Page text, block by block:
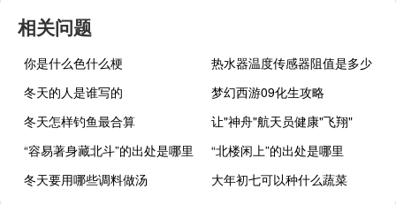
相关问题
你是什么色什么梗
热水器温度传感器阻值是多少
冬天的人是谁写的
梦幻西游09化生攻略
冬天怎样钓鱼最合算
让"神舟"航天员健康"飞翔"
“容易著身藏北斗”的出处是哪里
“北楼闲上”的出处是哪里
冬天要用哪些调料做汤
大年初七可以种什么蔬菜